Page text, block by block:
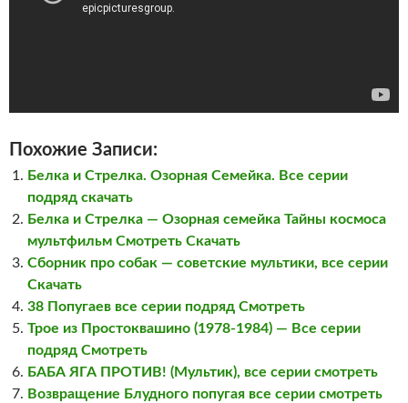
Похожие Записи:
Белка и Стрелка. Озорная Семейка. Все серии
подряд скачать
Белка и Стрелка — Озорная семейка Тайны космоса
мультфильм Смотреть Скачать
Сборник про собак — советские мультики, все серии
Скачать
38 Попугаев все серии подряд Смотреть
Трое из Простоквашино (1978-1984) — Все серии
подряд Смотреть
БАБА ЯГА ПРОТИВ! (Мультик), все серии смотреть
Возвращение Блудного попугая все серии смотреть